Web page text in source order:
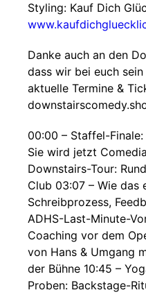
Styling: Kauf Dich
Danke auch an den
dass wir bei euch
aktuelle Termine &
00:00 – Staffel-
Sie wird jetzt
Downstairs-Tour:
Club 03:07 – Wie das
Schreibprozess,
ADHS-Last-Minute-
Coaching vor dem
von Hans & Umgang
der Bühne 10:45 –
Proben: Backstage-